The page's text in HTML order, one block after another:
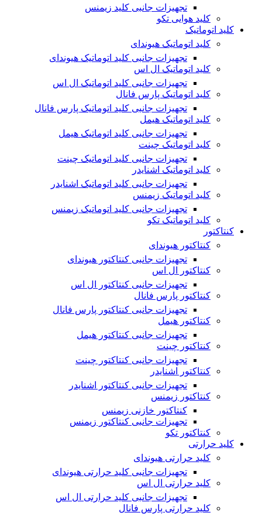
تجهیزات جانبی کلید زیمنس
کلید هوایی تکو
کلید اتوماتیک
کلید اتوماتیک هیوندای
تجهیزات جانبی کلید اتوماتیک هیوندای
کلید اتوماتیک ال اس
تجهیزات جانبی کلید اتوماتیک ال اس
کلید اتوماتیک پارس فانال
تجهیزات جانبی کلید اتوماتیک پارس فانال
کلید اتوماتیک هیمل
تجهیزات جانبی کلید اتوماتیک هیمل
کلید اتوماتیک چینت
تجهیزات جانبی کلید اتوماتیک چینت
کلید اتوماتیک اشنایدر
تجهیزات جانبی کلید اتوماتیک اشنایدر
کلید اتوماتیک زیمنس
تجهیزات جانبی کلید اتوماتیک زیمنس
کلید اتوماتیک تکو
کنتاکتور
کنتاکتور هیوندای
تجهیزات جانبی کنتاکتور هیوندای
کنتاکتور ال اس
تجهیزات جانبی کنتاکتور ال اس
کنتاکتور پارس فانال
تجهیزات جانبی کنتاکتور پارس فانال
کنتاکتور هیمل
تجهیزات جانبی کنتاکتور هیمل
کنتاکتور چینت
تجهیزات جانبی کنتاکتور چینت
کنتاکتور اشنایدر
تجهیزات جانبی کنتاکتور اشنایدر
کنتاکتور زیمنس
کنتاکتور خازنی زیمنس
تجهیزات جانبی کنتاکتور زیمنس
کنتاکتور تکو
کلید حرارتی
کلید حرارتی هیوندای
تجهیزات جانبی کلید حرارتی هیوندای
کلید حرارتی ال اس
تجهیزات جانبی کلید حرارتی ال اس
کلید حرارتی پارس فانال